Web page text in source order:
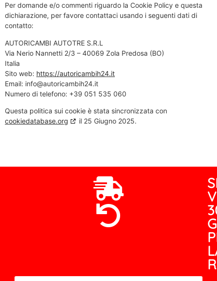
Per domande e/o commenti riguardo la Cookie Policy e questa
dichiarazione, per favore contattaci usando i seguenti dati di
contatto:
AUTORICAMBI AUTOTRE S.R.L
Via Nerio Nannetti 2/3 – 40069 Zola Predosa (BO)
Italia
Sito web: https://autoricambih24.it
Email: info@autoricambih24.it
Numero di telefono: +39 051 535 060
Questa politica sui cookie è stata sincronizzata con
cookiedatabase.org
il 25 Giugno 2025.